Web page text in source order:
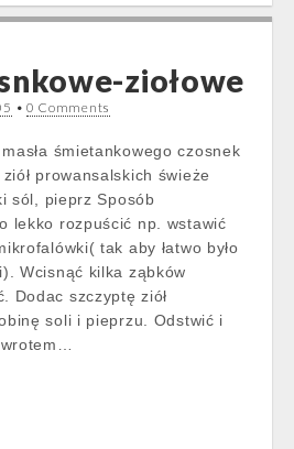
ziołowe
• 0 Comments
śmietankowego czosnek
prowansalskich świeże
sól, pieprz Sposób
lekko rozpuścić np. wstawić
tak aby łatwo było
Wcisnąć kilka ząbków
Dodac szczyptę ziół
soli i pieprzu. Odstwić i